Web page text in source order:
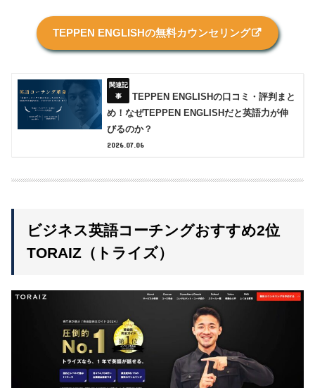
TEPPEN ENGLISHの無料カウンセリング
TEPPEN ENGLISHの口コミ・評判まと
め！なぜTEPPEN ENGLISHだと英語力が伸
びるのか？
2026.07.06
ビジネス英語コーチングおすすめ2位
TORAIZ（トライズ）